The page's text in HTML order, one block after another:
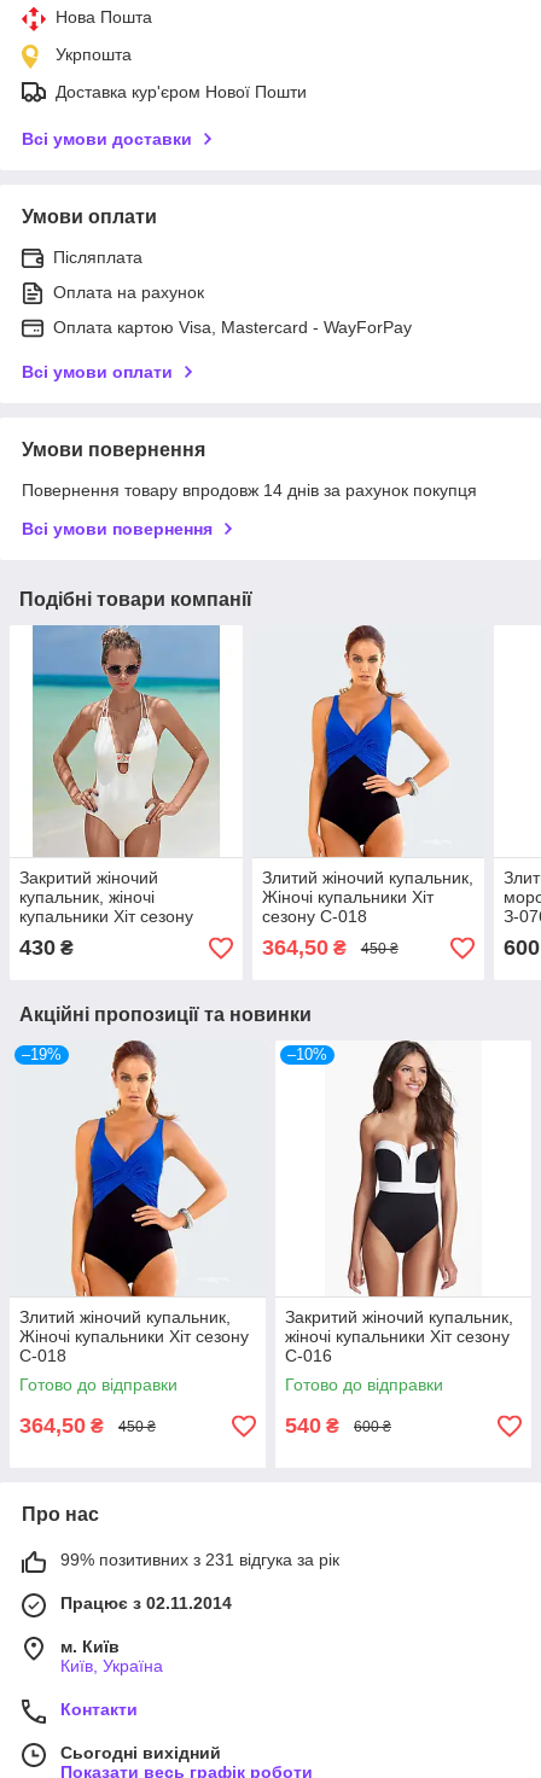
Нова Пошта
Укрпошта
Доставка кур'єром Нової Пошти
Всі умови доставки
Умови оплати
Післяплата
Оплата на рахунок
Оплата картою Visa, Mastercard - WayForPay
Всі умови оплати
Умови повернення
Повернення товару впродовж 14 днів за рахунок покупця
Всі умови повернення
Подібні товари компанії
Закритий жіночий
купальник, жіночі
купальники Хіт сезону
С-024
430 ₴
Злитий жіночий купальник,
Жіночі купальники Хіт
сезону С-018
364,50₴ 450 ₴
З-
600
Акційні пропозиції та новинки
–19%
Злитий жіночий купальник,
Жіночі купальники Хіт сезону
С-018
Готово до відправки
364,50 ₴ 450 ₴
–10%
Закритий жіночий купальник,
жіночі купальники Хіт сезону
С-016
Готово до відправки
540 ₴ 600 ₴
Про нас
99% позитивних з 231 відгука за рік
Працює з 02.11.2014
м. Київ
Київ, Україна
Контакти
Сьогодні вихідний
Показати весь графік роботи